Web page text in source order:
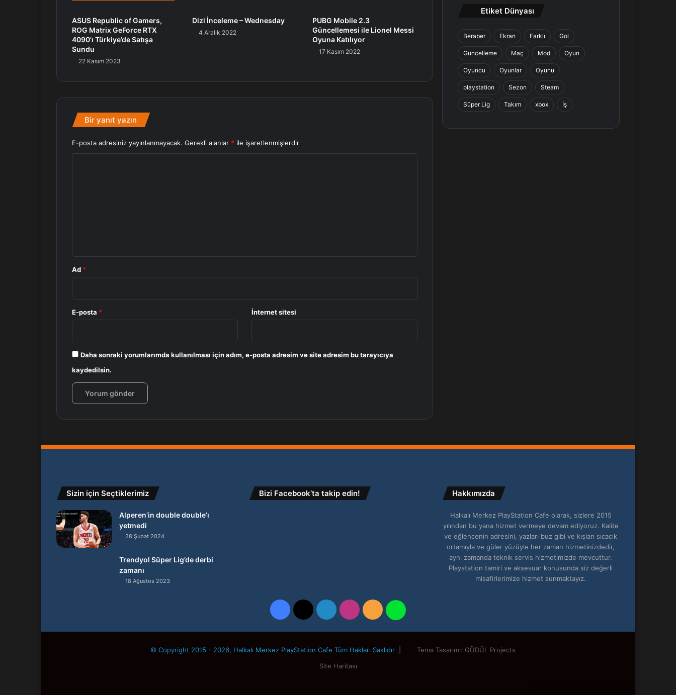
ASUS Republic of Gamers,
ROG Matrix GeForce RTX
4090’ı Türkiye’de Satışa
Sundu
22 Kasım 2023
Dizi İnceleme – Wednesday
4 Aralık 2022
PUBG Mobile 2.3
Güncellemesi ile Lionel Messi
Oyuna Katılıyor
17 Kasım 2022
Bir yanıt yazın
E-posta adresiniz yayınlanmayacak. Gerekli alanlar * ile işaretlenmişlerdir
Ad *
E-posta * İnternet sitesi
Daha sonraki yorumlarımda kullanılması için adım, e-posta adresim ve site adresim bu tarayıcıya
kaydedilsin.
e
k
n
a
m
Etiket Dünyası
Beraber Ekran Farklı Gol
Güncelleme Maç Mod Oyun
Oyuncu Oyunlar Oyunu
playstation Sezon Steam
Süper Lig Takım xbox İş
Sizin için Seçtiklerimiz
Alperen’in double double’ı
yetmedi
28 Şubat 2024
Trendyol Süper Lig’de derbi
zamanı
18 Ağustos 2023
Bizi Facebook’ta takip edin! Hakkımızda
Halkalı Merkez PlayStation Cafe olarak, sizlere 2015
yılından bu yana hizmet vermeye devam ediyoruz. Kalite
ve eğlencenin adresini, yazları buz gibi ve kışları sıcacık
ortamıyla ve güler yüzüyle her zaman hizmetinizdedir,
aynı zamanda teknik servis hizmetimizde mevcuttur.
Playstation tamiri ve aksesuar konusunda siz değerli
misafirlerimize hizmet sunmaktayız.
Facebook
X LinkedInInstagram
RSS WhatsApp
© Copyright 2015 - 2026, Halkalı Merkez PlayStation Cafe Tüm Hakları Saklıdır |
Tema Tasarımı: GÜDÜL Projects
Site Haritası